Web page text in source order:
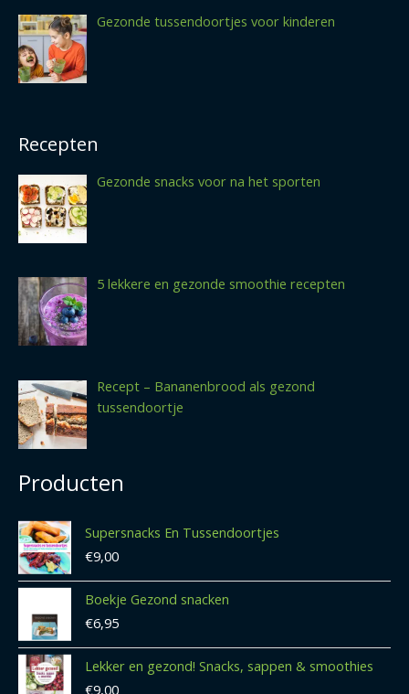
Gezonde tussendoortjes voor kinderen
Recepten
Gezonde snacks voor na het sporten
5 lekkere en gezonde smoothie recepten
Recept – Bananenbrood als gezond
tussendoortje
Producten
Supersnacks En Tussendoortjes
€9,00
Boekje Gezond snacken
€6,95
Lekker en gezond! Snacks, sappen & smoothies
€9,00